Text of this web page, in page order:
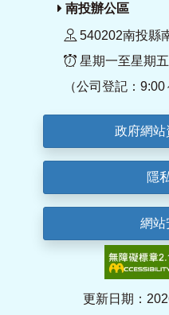
南投辦公區
540202南投縣
星期一至星期
（公司登記：
政府網站
隱
網站
更新日期：